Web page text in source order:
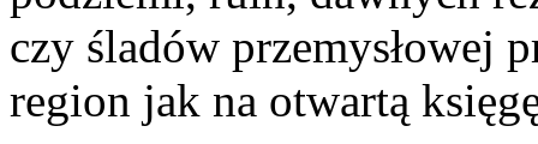
czy śladów przemysłowej
region jak na otwartą